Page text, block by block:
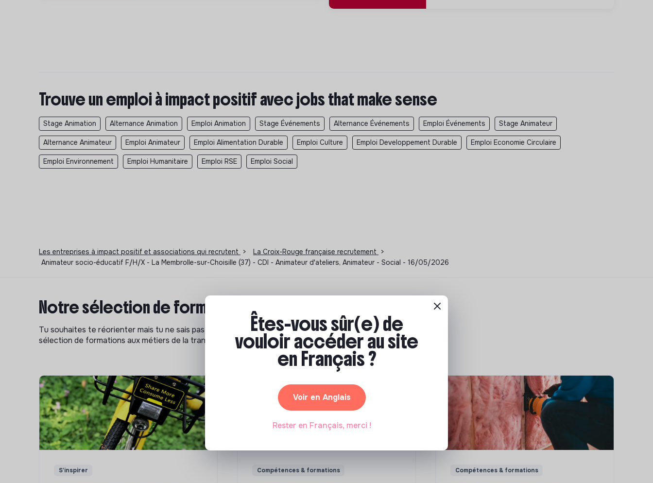
Trouve un emploi à impact positif avec jobs that make sense
Stage Animation Alternance Animation Emploi Animation Stage Événements Alternance Événements Emploi Événements Stage Animateur
Alternance Animateur Emploi Animateur Emploi Alimentation Durable Emploi Culture Emploi Developpement Durable Emploi Economie Circulaire
Emploi Environnement Emploi Humanitaire Emploi RSE Emploi Social
Les entreprises à impact positif et associations qui recrutent > La Croix-Rouge française recrutement
>
Animateur socio-éducatif F/H/X - La Membrolle-sur-Choisille (37) - CDI - Animateur d'ateliers, Animateur - Social - 16/05/2026
Notre sélection de formations à impact
Tu souhaites te réorienter mais tu ne sais pas par où commencer ? Pas de panique, on te propose une
sélection de formations aux métiers de la transition écologique et solidaire !
S'inspirer Compétences & formations Compétences & formations
Êtes-vous sûr(e) de
vouloir accéder au site
en Français ?
Voir en Anglais
Rester en Français, merci !